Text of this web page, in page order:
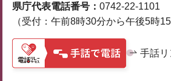
県庁代表電話番号： 0742-22-1101
（受付：午前8時30分から午後5時15
手話